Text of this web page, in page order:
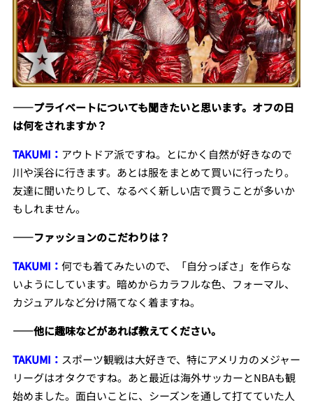
――プライベートについても聞きたいと思います。オフの日
は何をされますか？
TAKUMI： アウトドア派ですね。とにかく自然が好きなので
川や渓谷に行きます。あとは服をまとめて買いに行ったり。
友達に聞いたりして、なるべく新しい店で買うことが多いか
もしれません。
――ファッションのこだわりは？
TAKUMI： 何でも着てみたいので、「自分っぽさ」を作らな
いようにしています。暗めからカラフルな色、フォーマル、
カジュアルなど分け隔てなく着ますね。
――他に趣味などがあれば教えてください。
TAKUMI： スポーツ観戦は大好きで、特にアメリカのメジャー
リーグはオタクですね。あと最近は海外サッカーとNBAも観
始めました。面白いことに、シーズンを通して打てていた人